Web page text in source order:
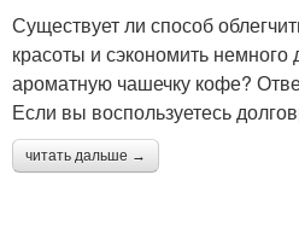
Существует ли способ
красоты и сэкономить
ароматную чашечку кофе?
Если вы воспользуетесь
читать дальше →